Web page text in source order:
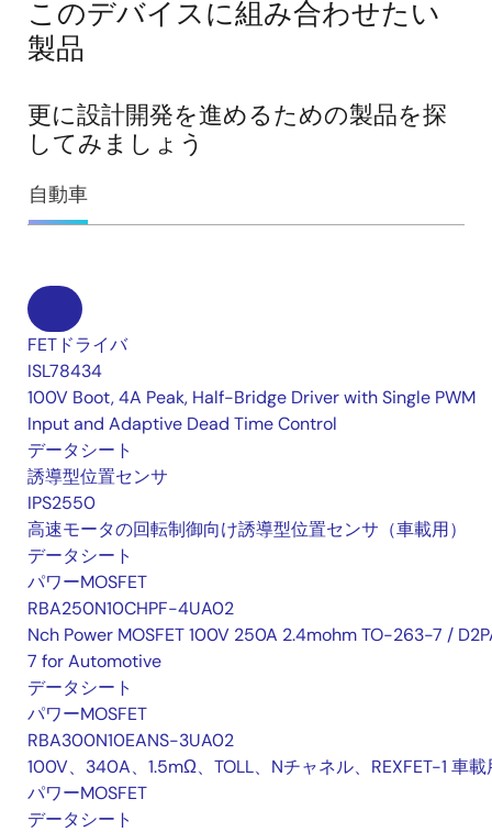
このデバイスに組み合わせたい
製品
更に設計開発を進めるための製品を探
してみましょう
自動車
FETドライバ
ISL78434
100V Boot, 4A Peak, Half-Bridge Driver with Single PWM
Input and Adaptive Dead Time Control
データシート
誘導型位置センサ
IPS2550
高速モータの回転制御向け誘導型位置センサ（車載用）
データシート
パワーMOSFET
RBA250N10CHPF-4UA02
Nch Power MOSFET 100V 250A 2.4mohm TO-263-7 /
7 for Automotive
データシート
パワーMOSFET
RBA300N10EANS-3UA02
100V、340A、1.5mΩ、TOLL、Nチャネル、REXFET-1 車載
パワーMOSFET
データシート